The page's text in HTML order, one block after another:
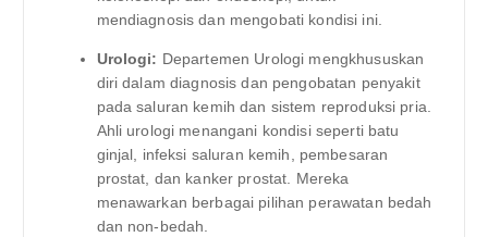
mendiagnosis dan mengobati kondisi ini.
Urologi: Departemen Urologi mengkhususkan
diri dalam diagnosis dan pengobatan penyakit
pada saluran kemih dan sistem reproduksi pria.
Ahli urologi menangani kondisi seperti batu
ginjal, infeksi saluran kemih, pembesaran
prostat, dan kanker prostat. Mereka
menawarkan berbagai pilihan perawatan bedah
dan non-bedah.